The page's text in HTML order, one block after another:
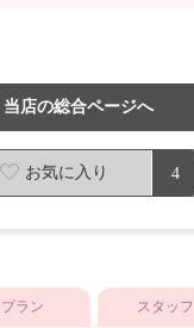
当店の総合ページへ
お気に入り 4
プラン スタッフ